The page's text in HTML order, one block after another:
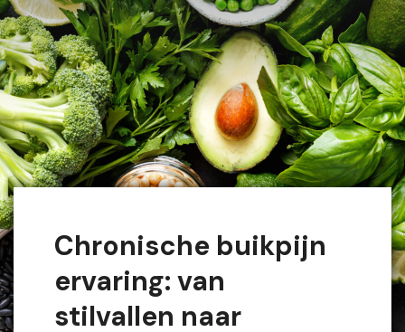
Chronische buikpijn
ervaring: van
stilvallen naar